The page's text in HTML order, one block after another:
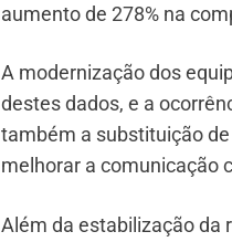
aumento de 278% na
A modernização dos
destes dados, e a
também a substituição
melhorar a comunicação
Além da estabilização da